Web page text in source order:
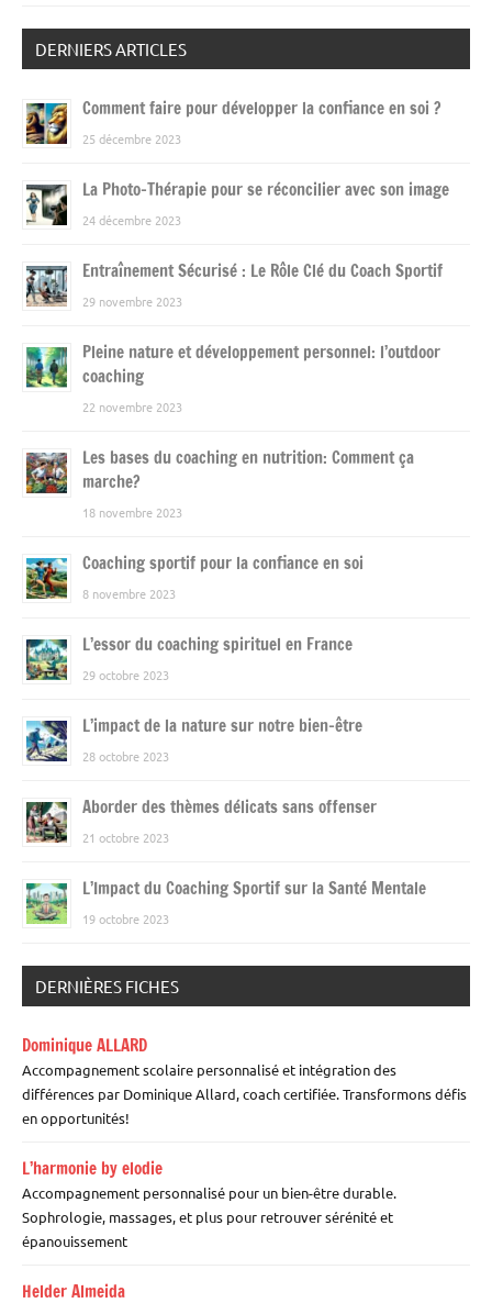
DERNIERS ARTICLES
Comment faire pour développer la confiance en soi ?
25 décembre 2023
La Photo-Thérapie pour se réconcilier avec son image
24 décembre 2023
Entraînement Sécurisé : Le Rôle Clé du Coach Sportif
29 novembre 2023
Pleine nature et développement personnel: l’outdoor
coaching
22 novembre 2023
Les bases du coaching en nutrition: Comment ça
marche?
18 novembre 2023
Coaching sportif pour la confiance en soi
8 novembre 2023
L’essor du coaching spirituel en France
29 octobre 2023
L’impact de la nature sur notre bien-être
28 octobre 2023
Aborder des thèmes délicats sans offenser
21 octobre 2023
L’Impact du Coaching Sportif sur la Santé Mentale
19 octobre 2023
DERNIÈRES FICHES
Dominique ALLARD
Accompagnement scolaire personnalisé et intégration des
différences par Dominique Allard, coach certifiée. Transformons défis
en opportunités!
L’harmonie by elodie
Accompagnement personnalisé pour un bien-être durable.
Sophrologie, massages, et plus pour retrouver sérénité et
épanouissement
Helder Almeida